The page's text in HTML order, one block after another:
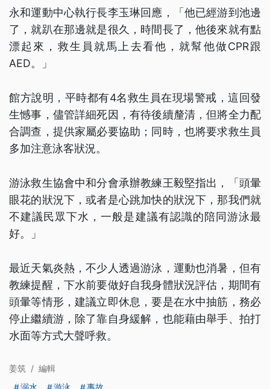
永和運動中心執行長李玉琳回應，「他已經游到池邊
了，就趴在那邊就是很久，時間長了，他後來就有點
漂起來，救生員就馬上去看他，就幫他做CPR跟
AED。」
館方說明，平時都有4名救生員在現場警戒，這回發
生憾事，儘管詳細死因，有待後續釐清，但將全力配
合調查，提供家屬必要協助；同時，也將要求救生員
多加注意泳客狀況。
游泳救生協會中和分會承辦教練王毅堅指出，「頭暈
眼花的狀況下，或者是心跳加快的狀況下，那我們就
不建議民眾下水，一般是建議有認識的陪同游泳最
好。」
最近天氣炎熱，不少人透過游泳，運動也消暑，但有
教練提醒，下水前要做好自我身體狀況評估，期間有
頭暈等情形，建議立即休息，要是在水中抽筋，務必
停止繼續游，除了靠自身緩解，也能藉由舉手、拍打
水面等方式大聲呼救。
姜筑 / 編輯
溺水
游泳 事故